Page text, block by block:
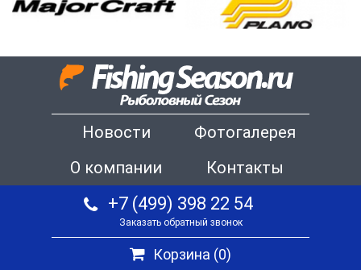
Новости
Фотогалерея
О компании
Контакты
+7 (499) 398 22 54
Заказать обратный звонок
Корзина (0)